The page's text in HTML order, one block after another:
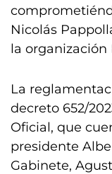
Nicolás
la organización
La
decreto 652/
Oficial, que
presidente
Gabinete,